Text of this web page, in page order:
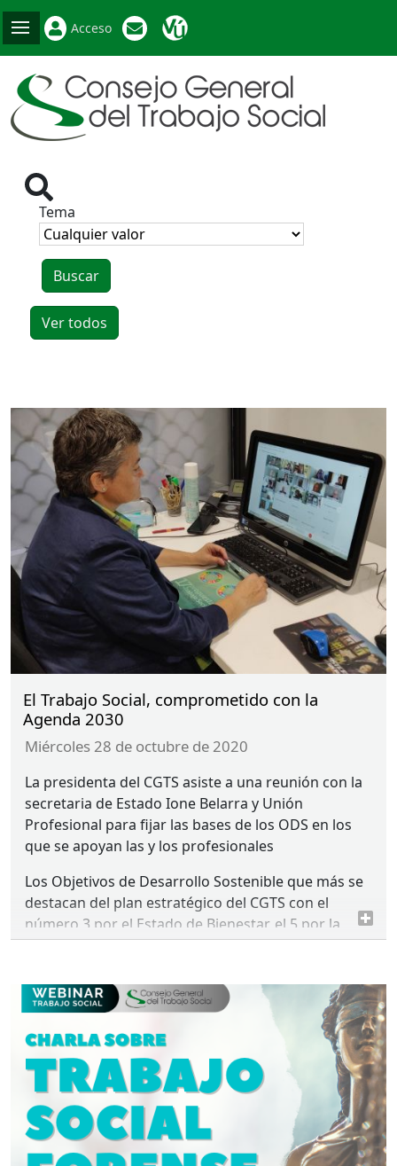
Acceso
Tema
El Trabajo Social, comprometido con la
Agenda 2030
miércoles 28 de octubre de 2020
La presidenta del CGTS asiste a una reunión con la
secretaria de Estado Ione Belarra y Unión
Profesional para fijar las bases de los ODS en los
que se apoyan las y los profesionales
Los Objetivos de Desarrollo Sostenible que más se
destacan del plan estratégico del CGTS con el
número 3 por el Estado de Bienestar, el 5 por la
Igualdad y el número 11 por la apuesta por la